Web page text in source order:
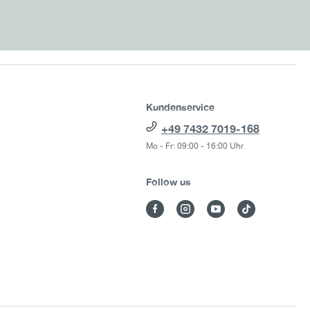
Kundenservice
+49 7432 7019-168
Mo - Fr: 09:00 - 16:00 Uhr
Follow us